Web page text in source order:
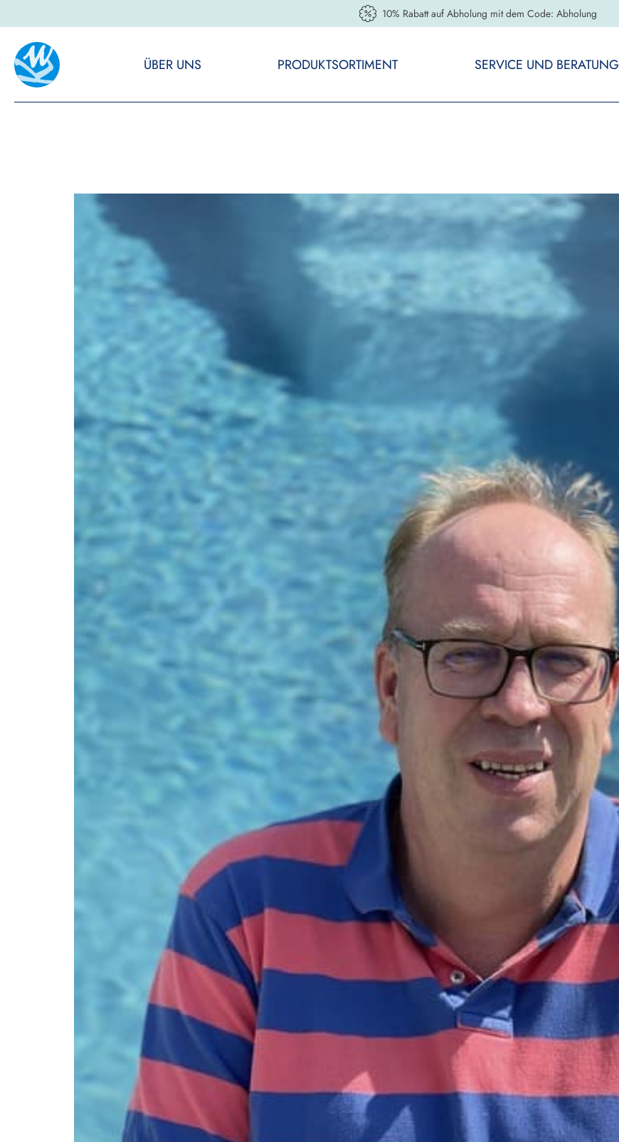
10% Rabatt auf Abholung mit dem Code: Abholung
ÜBER UNS PRODUKTSORTIMENT SERVICE UND BERATUNG